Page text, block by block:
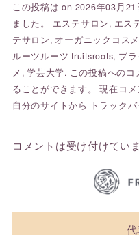
この投稿は on 2026年03月
ました。 エステサロン, エス
テサロン, オーガニックコスメ
ルーツルーツ fruitsroots, ブ
メ ,学芸大学. この投稿へのコ
ることができます。 現在コ
自分のサイトから
トラックバ
コメントは受け付けてい